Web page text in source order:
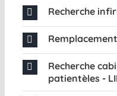
Recherche
Recherche
patientèles -